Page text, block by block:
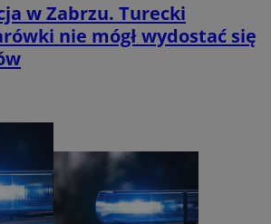
w Zabrzu. Turecki
nie mógł wydostać się